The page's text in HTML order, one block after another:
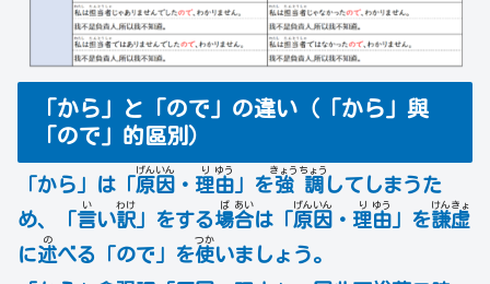
「から」と「ので」の違い（「から」與
「ので」的區別）
「から」は「原
げん
因
いん
・ 理
り
由
ゆう
」を強
きょう
調
ちょう
してしまうた
め、「言
い
い訳
わけ
」をする場
ば
合
あい
は「原
げん
因
いん
・ 理
り
由
ゆう
」を謙
けん
虚
きょ
に述
の
べる「ので」を使
つか
いましょう。